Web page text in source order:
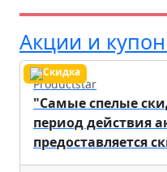
Акции и
Productstar
"Самые спелые
период действия
предоставляется